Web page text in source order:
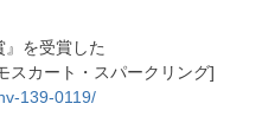
』を受賞した
スカート・スパークリング]
139-0119/